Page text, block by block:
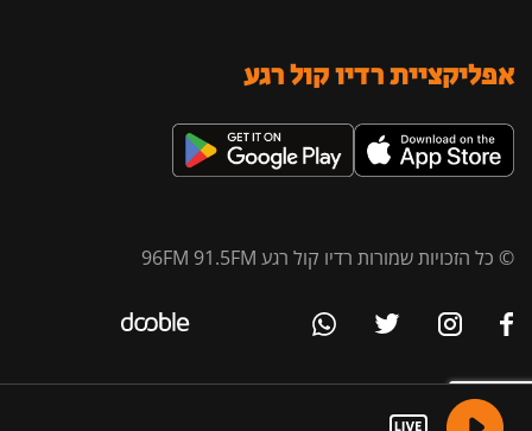
אפליקציית רדיו קול רגע
© כל הזכויות שמורות רדיו קול רגע 96FM 91.5FM